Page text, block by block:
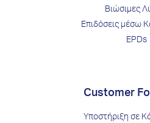
Βιώσιμες
Επιδόσεις μέσω
EPDs
Customer
Υποστήριξη σε